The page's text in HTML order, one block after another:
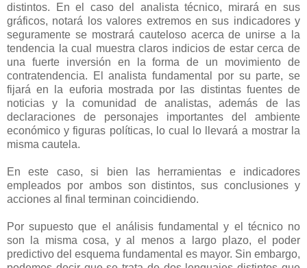
distintos. En el caso del analista técnico, mirará en sus
gráficos, notará los valores extremos en sus indicadores y
seguramente se mostrará cauteloso acerca de unirse a la
tendencia la cual muestra claros indicios de estar cerca de
una fuerte inversión en la forma de un movimiento de
contratendencia. El analista fundamental por su parte, se
fijará en la euforia mostrada por las distintas fuentes de
noticias y la comunidad de analistas, además de las
declaraciones de personajes importantes del ambiente
económico y figuras políticas, lo cual lo llevará a mostrar la
misma cautela.
En este caso, si bien las herramientas e indicadores
empleados por ambos son distintos, sus conclusiones y
acciones al final terminan coincidiendo.
Por supuesto que el análisis fundamental y el técnico no
son la misma cosa, y al menos a largo plazo, el poder
predictivo del esquema fundamental es mayor. Sin embargo,